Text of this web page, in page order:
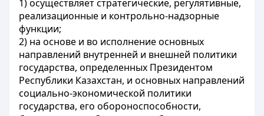
1) осуществляет стратегические, регулятивные,
реализационные и контрольно-надзорные
функции;
2) на основе и во исполнение основных
направлений внутренней и внешней политики
государства, определенных Президентом
Республики Казахстан, и основных направлений
социально-экономической политики
государства, его обороноспособности,